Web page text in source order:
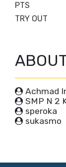
PTS
TRY OUT
Achmad
SMP N 2
speroka
sukasmo